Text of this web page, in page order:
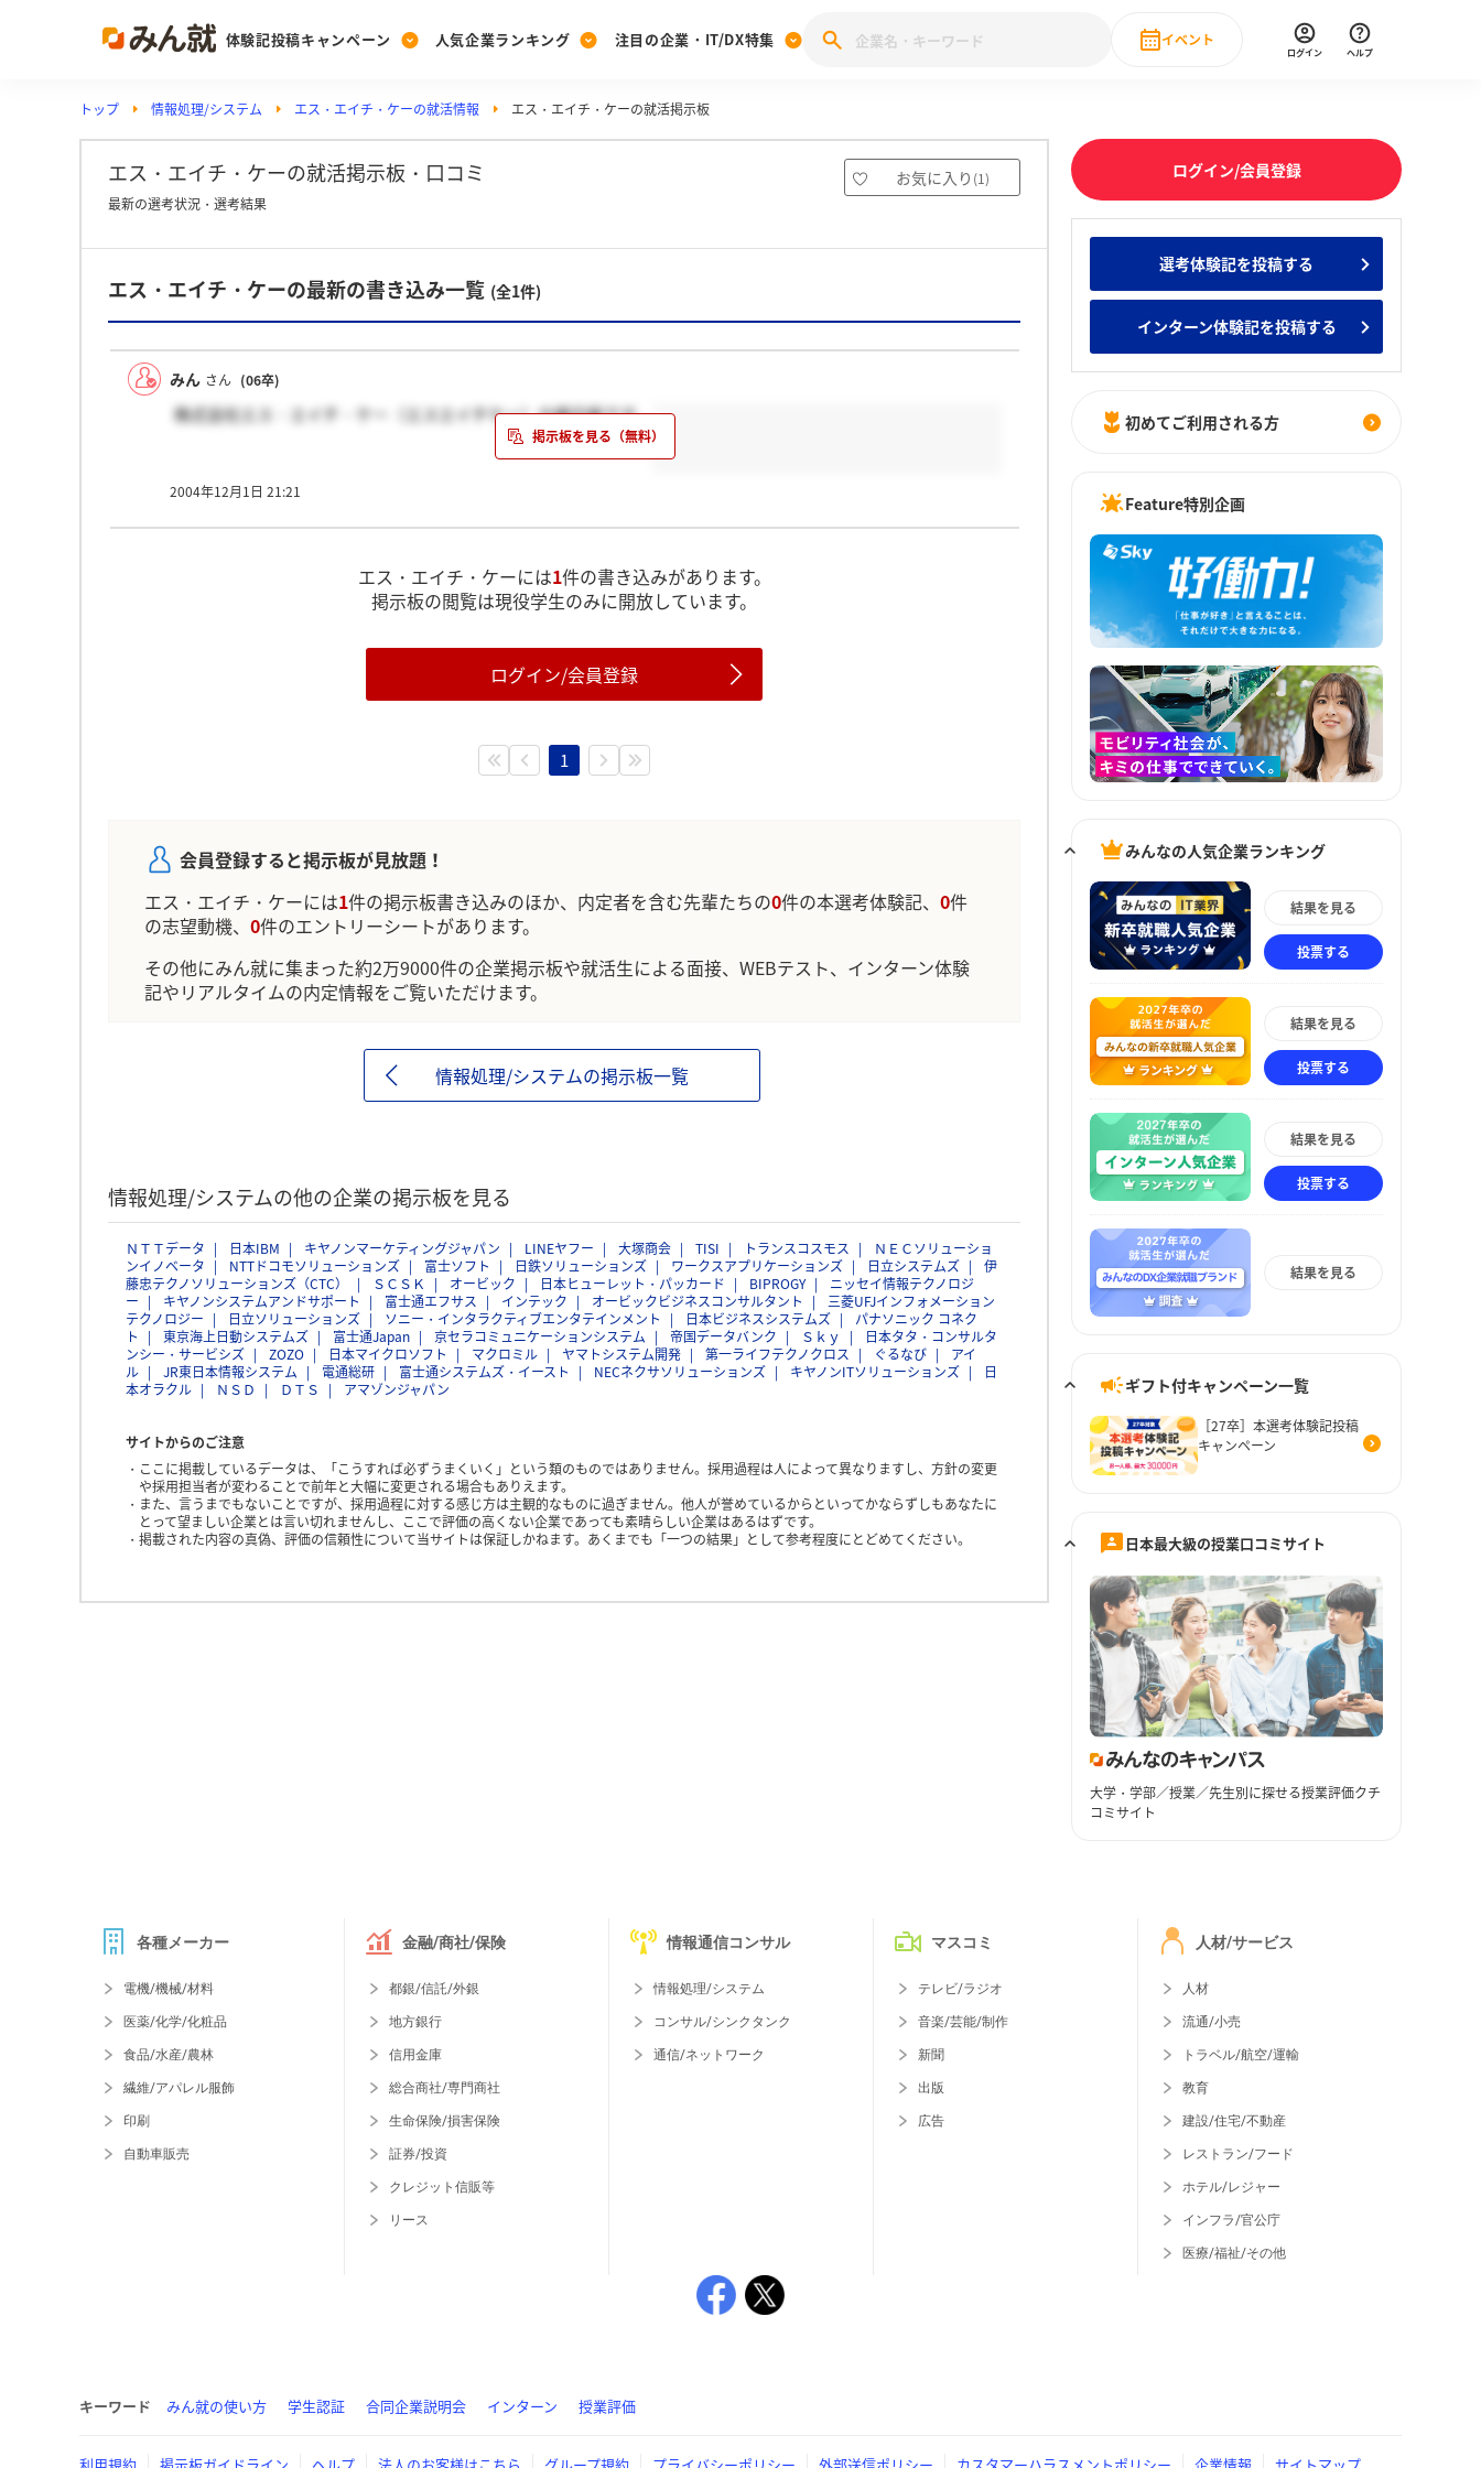
体験記投稿キャンペーン
Post
投稿する
[27卒] 本選考体験記投稿キャンペーン
人気企業ランキング
Ranking
ランキングを見る
Vote
投票する
みんなの新卒就職人気企業ランキング みんなのインターン人気企業ランキ
注目の企業・IT/DX特集
PickUp
注目の企業特集
28卒 IT・DX現場社員インタビュー
動画で知ろう！業界・企業研究
イベント
直近のイベント一覧
ログイン ヘルプ
トップ 情報処理/システム エス・エイチ・ケーの就活情報 エス・エイチ・ケーの就活掲示板
エス・エイチ・ケーの就活掲示板・口コミ お気に入り (1)
最新の選考状況・選考結果
エス・エイチ・ケーの最新の書き込み一覧 (全1件)
みん さん (06卒)
株式会社エス・エイチ・ケー（エスエイチケー）の掲示板です。
2004年12月1日 21:21
エス・エイチ・ケーには1件の書き込みがあります。
掲示板の閲覧は現役学生のみに開放しています。
ログイン/会員登録
1
会員登録すると掲示板が見放題！
エス・エイチ・ケーには1件の掲示板書き込みのほか、内定者を含む先輩たちの0件の本選考体験記、 0件
の志望動機、 0件のエントリーシートがあります。
その他にみん就に集まった約2万9000件の企業掲示板や就活生による面接、WEBテスト、インターン体験
記やリアルタイムの内定情報をご覧いただけます。
情報処理/システムの掲示板一覧
情報処理/システムの他の企業の掲示板を見る
ＮＴＴデータ 日本IBM キヤノンマーケティングジャパン LINEヤフー 大塚商会 TISI トランスコスモス
ＮＥＣソリューショ
ンイノベータ
NTTドコモソリューションズ 富士ソフト 日鉄ソリューションズ ワークスアプリケーションズ 日立システムズ
伊
藤忠テクノソリューションズ（CTC）
ＳＣＳＫ オービック 日本ヒューレット・パッカード BIPROGY
ニッセイ情報テクノロジ
ー
キヤノンシステムアンドサポート 富士通エフサス インテック オービックビジネスコンサルタント
三菱UFJインフォメーション
テクノロジー
日立ソリューションズ ソニー・インタラクティブエンタテインメント 日本ビジネスシステムズ
パナソニック コネク
ト
東京海上日動システムズ 富士通Japan 京セラコミュニケーションシステム 帝国データバンク Ｓｋｙ
日本タタ・コンサルタ
ンシー・サービシズ
ZOZO 日本マイクロソフト マクロミル ヤマトシステム開発 第一ライフテクノクロス ぐるなび
アイ
ル
JR東日本情報システム 電通総研 富士通システムズ・イースト NECネクサソリューションズ キヤノンITソリューションズ
日
本オラクル
ＮＳＤ ＤＴＳ アマゾンジャパン
サイトからのご注意
ここに掲載しているデータは、「こうすれば必ずうまくいく」という類のものではありません。採用過程は人によって異なりますし、方針の変更
や採用担当者が変わることで前年と大幅に変更される場合もありえます。
また、言うまでもないことですが、採用過程に対する感じ方は主観的なものに過ぎません。他人が誉めているからといってかならずしもあなたに
とって望ましい企業とは言い切れませんし、ここで評価の高くない企業であっても素晴らしい企業はあるはずです。
掲載された内容の真偽、評価の信頼性について当サイトは保証しかねます。あくまでも「一つの結果」として参考程度にとどめてください。
ログイン/会員登録
選考体験記を投稿する
インターン体験記を投稿する
初めてご利用される方
Feature特別企画
みんなの人気企業ランキング
結果を見る
投票する
結果を見る
投票する
結果を見る
投票する
結果を見る
ギフト付キャンペーン一覧
［27卒］本選考体験記投稿
キャンペーン
日本最大級の授業口コミサイト
大学・学部／授業／先生別に探せる授業評価クチ
コミサイト
各種メーカー
電機/機械/材料
医薬/化学/化粧品
食品/水産/農林
繊維/アパレル服飾
印刷
自動車販売
金融/商社/保険
都銀/信託/外銀
地方銀行
信用金庫
総合商社/専門商社
生命保険/損害保険
証券/投資
クレジット信販等
リース
情報通信コンサル
情報処理/システム
コンサル/シンクタンク
通信/ネットワーク
マスコミ
テレビ/ラジオ
音楽/芸能/制作
新聞
出版
広告
人材/サービス
人材
流通/小売
トラベル/航空/運輸
教育
建設/住宅/不動産
レストラン/フード
ホテル/レジャー
インフラ/官公庁
医療/福祉/その他
キーワード みん就の使い方 学生認証 合同企業説明会 インターン 授業評価